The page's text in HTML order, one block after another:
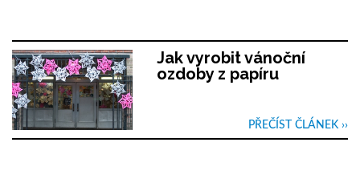
Jak vyrobit vánoční
ozdoby z papíru
PŘEČÍST ČLÁNEK ››